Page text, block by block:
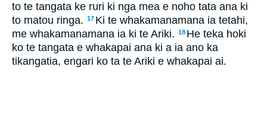
to te tangata ke ruri ki nga mea e noho tata ana ki
to matou ringa. 17 Ki te whakamanamana ia tetahi,
me whakamanamana ia ki te Ariki. 18 He teka hoki
ko te tangata e whakapai ana ki a ia ano ka
tikangatia, engari ko ta te Ariki e whakapai ai.